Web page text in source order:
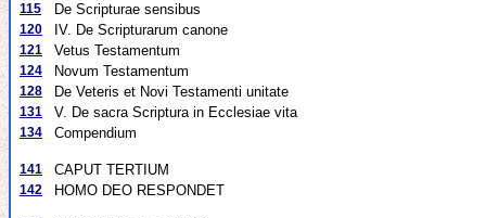
115 De Scripturae sensibus
120 IV. De Scripturarum canone
121 Vetus Testamentum
124 Novum Testamentum
128 De Veteris et Novi Testamenti unitate
131 V. De sacra Scriptura in Ecclesiae vita
134 Compendium
141 CAPUT TERTIUM
142 HOMO DEO RESPONDET